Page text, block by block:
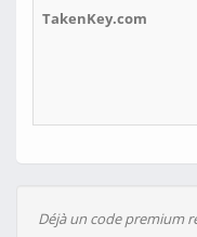
TakenKey.com
Déjà un code premium